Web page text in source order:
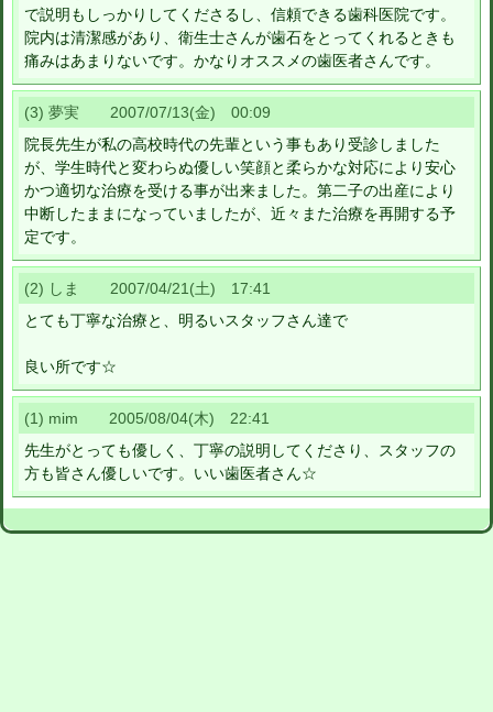
で説明もしっかりしてくださるし、信頼できる歯科医院です。
院内は清潔感があり、衛生士さんが歯石をとってくれるときも
痛みはあまりないです。かなりオススメの歯医者さんです。
(3) 夢実 2007/07/13(金) 00:09
院長先生が私の高校時代の先輩という事もあり受診しました
が、学生時代と変わらぬ優しい笑顔と柔らかな対応により安心
かつ適切な治療を受ける事が出来ました。第二子の出産により
中断したままになっていましたが、近々また治療を再開する予
定です。
(2) しま 2007/04/21(土) 17:41
とても丁寧な治療と、明るいスタッフさん達で
良い所です☆
(1) mim 2005/08/04(木) 22:41
先生がとっても優しく、丁寧の説明してくださり、スタッフの
方も皆さん優しいです。いい歯医者さん☆